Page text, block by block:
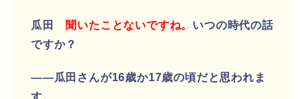
瓜田 聞いたことないですね。 いつの時代の話
ですか？
――瓜田さんが16歳か17歳の頃だと思われま